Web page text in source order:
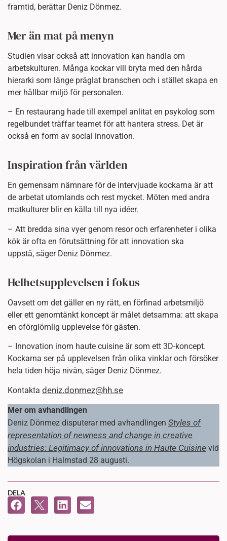
framtid, berättar Deniz Dönmez.
Mer än mat på menyn
Studien visar också att innovation kan handla om
arbetskulturen. Många kockar vill bryta med den hårda
hierarki som länge präglat branschen och i stället skapa en
mer hållbar miljö för personalen.
– En restaurang hade till exempel anlitat en psykolog som
regelbundet träffar teamet för att hantera stress. Det är
också en form av social innovation.
Inspiration från världen
En gemensam nämnare för de intervjuade kockarna är att
de arbetat utomlands och rest mycket. Möten med andra
matkulturer blir en källa till nya idéer.
– Att bredda sina vyer genom resor och erfarenheter i olika
kök är ofta en förutsättning för att innovation ska
uppstå, säger Deniz Dönmez.
Helhetsupplevelsen i fokus
Oavsett om det gäller en ny rätt, en förfinad arbetsmiljö
eller ett genomtänkt koncept är målet detsamma: att skapa
en oförglömlig upplevelse för gästen.
– Innovation inom haute cuisine är som ett 3D-koncept.
Kockarna ser på upplevelsen från olika vinklar och försöker
hela tiden höja nivån, säger Deniz Dönmez.
Kontakta deniz.donmez@hh.se
Mer om avhandlingen
Deniz Dönmez disputerar med avhandlingen Styles of
representation of newness and change in creative
industries: Legitimacy of innovations in Haute Cuisine vid
Högskolan i Halmstad 28 augusti.
DELA